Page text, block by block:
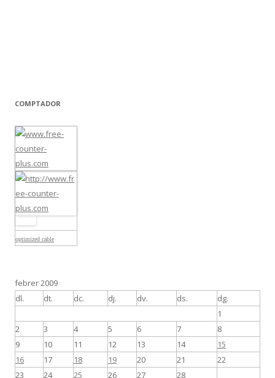
COMPTADOR
optimized cable
febrer 2009
dl.
dt. dc. dj. dv. ds.
dg.
1
2
3 4 5 6 7
8
9
10 11 12 13 14
15
16
17 18 19 20 21
22
23
24 25 26 27 28